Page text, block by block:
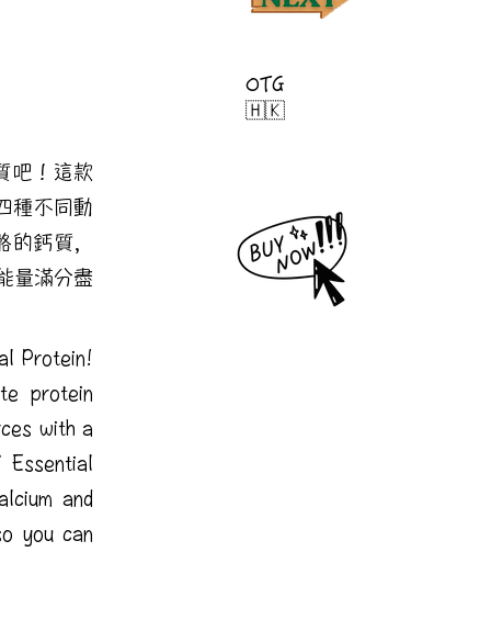
OTG
🇭🇰
吧！這款
種不同動
鈣質，
量滿分盡
Protein!
protein
with a
and
you can